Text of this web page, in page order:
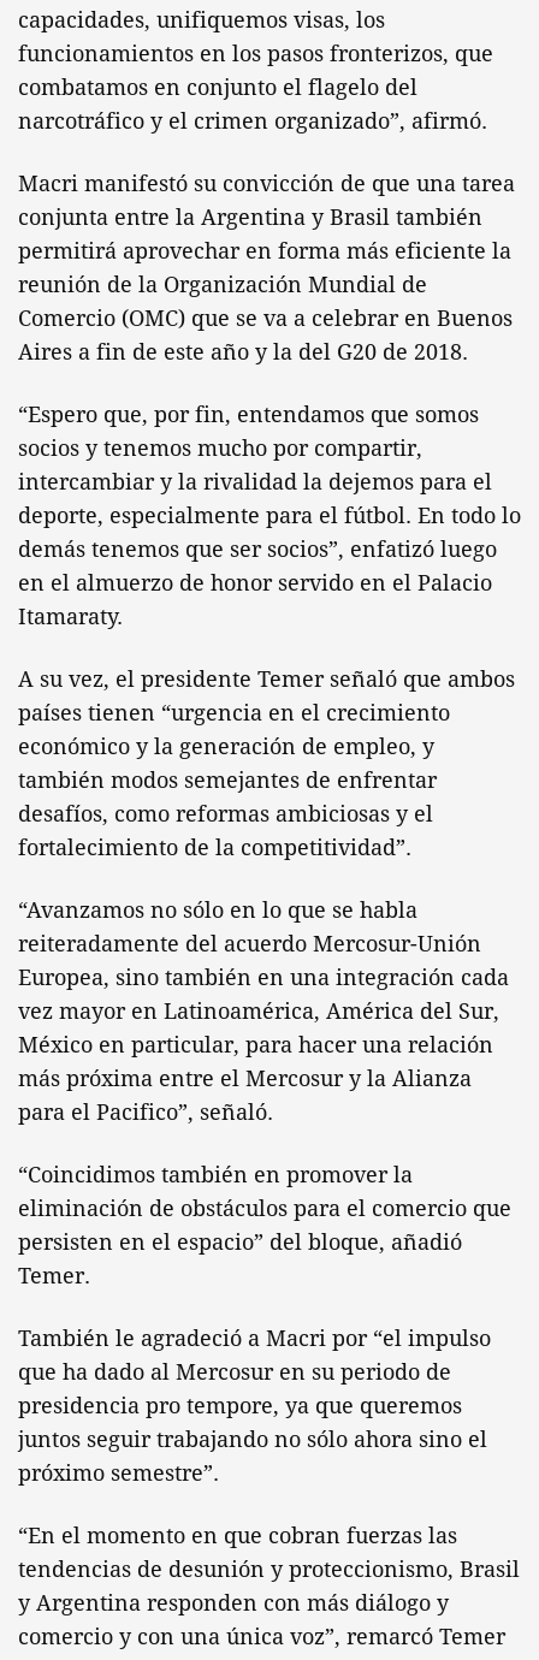
capacidades, unifiquemos visas, los
funcionamientos en los pasos fronterizos, que
combatamos en conjunto el flagelo del
narcotráfico y el crimen organizado”, afirmó.
Macri manifestó su convicción de que una tarea
conjunta entre la Argentina y Brasil también
permitirá aprovechar en forma más eficiente la
reunión de la Organización Mundial de
Comercio (OMC) que se va a celebrar en Buenos
Aires a fin de este año y la del G20 de 2018.
“Espero que, por fin, entendamos que somos
socios y tenemos mucho por compartir,
intercambiar y la rivalidad la dejemos para el
deporte, especialmente para el fútbol. En todo lo
demás tenemos que ser socios”, enfatizó luego
en el almuerzo de honor servido en el Palacio
Itamaraty.
A su vez, el presidente Temer señaló que ambos
países tienen “urgencia en el crecimiento
económico y la generación de empleo, y
también modos semejantes de enfrentar
desafíos, como reformas ambiciosas y el
fortalecimiento de la competitividad”.
“Avanzamos no sólo en lo que se habla
reiteradamente del acuerdo Mercosur-Unión
Europea, sino también en una integración cada
vez mayor en Latinoamérica, América del Sur,
México en particular, para hacer una relación
más próxima entre el Mercosur y la Alianza
para el Pacifico”, señaló.
“Coincidimos también en promover la
eliminación de obstáculos para el comercio que
persisten en el espacio” del bloque, añadió
Temer.
También le agradeció a Macri por “el impulso
que ha dado al Mercosur en su periodo de
presidencia pro tempore, ya que queremos
juntos seguir trabajando no sólo ahora sino el
próximo semestre”.
“En el momento en que cobran fuerzas las
tendencias de desunión y proteccionismo, Brasil
y Argentina responden con más diálogo y
comercio y con una única voz”, remarcó Temer